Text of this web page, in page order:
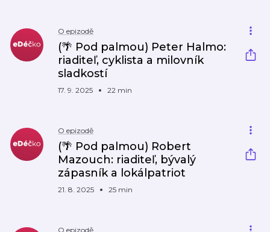
O epizodě
(🌴 Pod palmou) Peter Halmo:
riaditeľ, cyklista a milovník
sladkostí
17. 9. 2025 22 min
O epizodě
(🌴 Pod palmou) Robert
Mazouch: riaditeľ, bývalý
zápasník a lokálpatriot
21. 8. 2025 25 min
O epizodě